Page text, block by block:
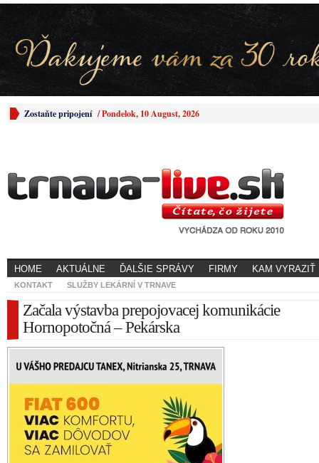
Zostaňte pripojení /Pondelok, 10 August, 2026
HOME AKTUÁLNE ĎALŠIE SPRÁVY FIRMY KAM VYRAZIŤ
KONTAKT SLUŽBY LEKÁRNÍ V TRNAVE
Začala výstavba prepojovacej komunikácie
Hornopotočná – Pekárska